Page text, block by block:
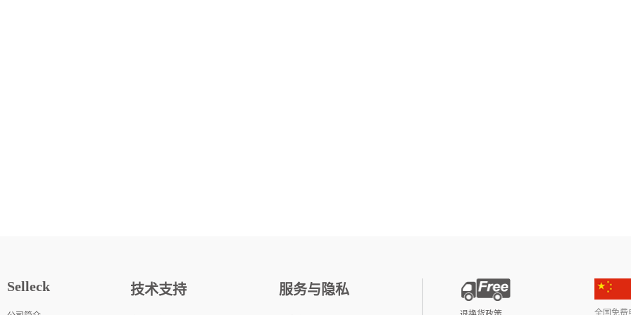
Selleck 技术支持 服务与隐私
全国免费